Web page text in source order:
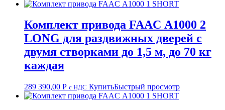
Комплект привода FAAC А1000 2
LONG для раздвижных дверей с
двумя створками до 1,5 м, до 70 кг
каждая
289 390,00 Р с НДС КупитьБыстрый просмотр